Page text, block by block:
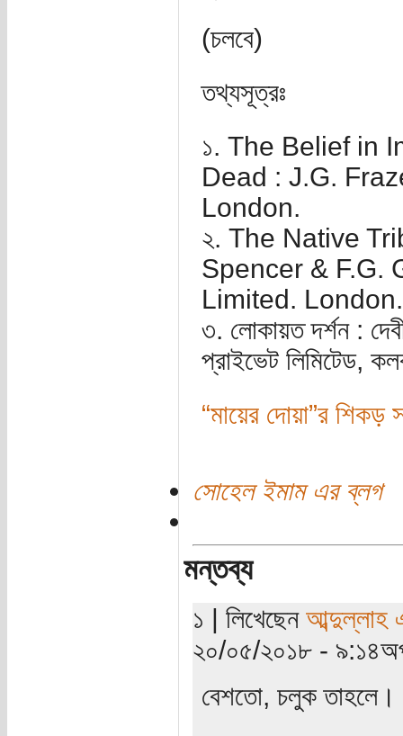
(চলবে)
তথ্যসূত্রঃ
১. The Belief in
Dead : J.G.
London.
২. The Native
Spencer & F.G.
Limited. London.
৩. লোকায়ত দর্শন :
প্রাইভেট লিমিটেড,
“মায়ের দোয়া”র শিকড়
সোহেল ইমাম এর ব্লগ
মন্তব্য
১ | লিখেছেন আব্দুল্লাহ
২০/০৫/২০১৮ -
বেশতো, চলুক তাহলে।